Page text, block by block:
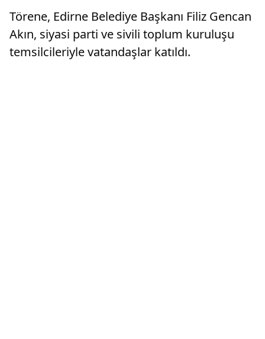
Törene, Edirne Belediye Başkanı Filiz Gencan
Akın, siyasi parti ve sivili toplum kuruluşu
temsilcileriyle vatandaşlar katıldı.